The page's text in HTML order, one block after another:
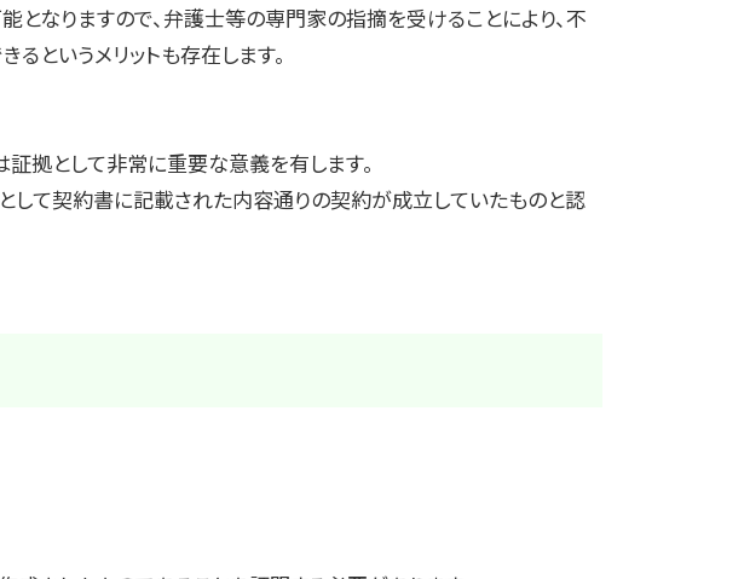
なりますので、弁護士等の専門家の指摘を受けることにより、不
というメリットも存在します。
拠として非常に重要な意義を有します。
して契約書に記載された内容通りの契約が成立していたものと認